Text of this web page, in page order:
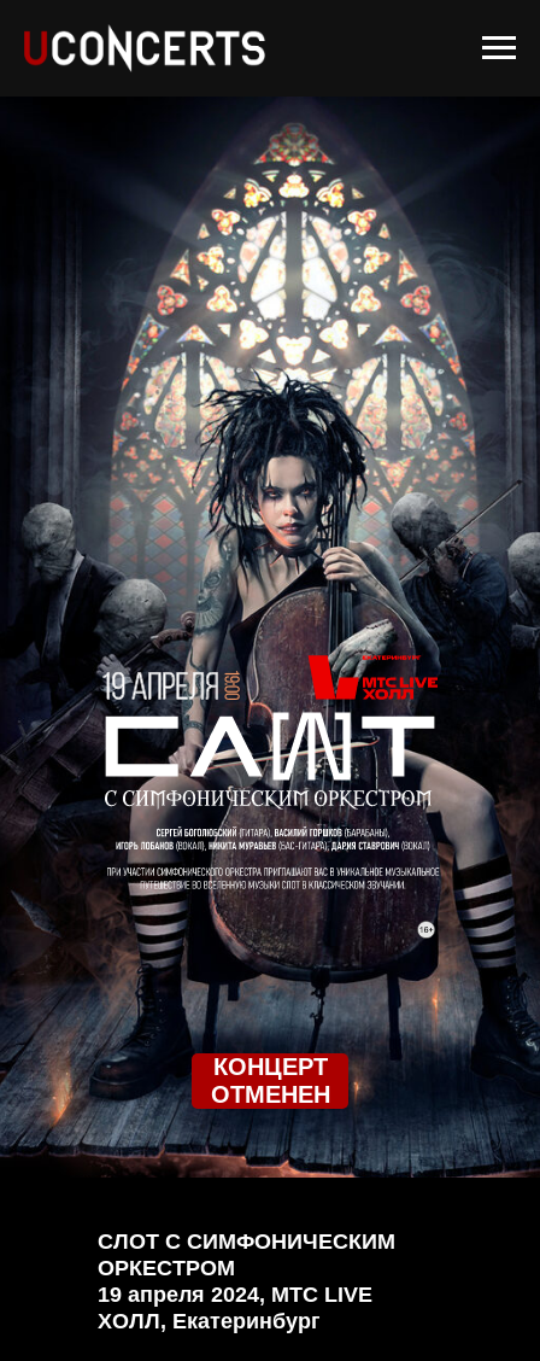
КОНЦЕРТ
ОТМЕНЕН
СЛОТ С СИМФОНИЧЕСКИМ
ОРКЕСТРОМ
19 апреля 2024, МТС LIVE
ХОЛЛ, Екатеринбург